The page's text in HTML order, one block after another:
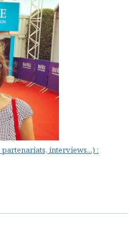
interviews...) :